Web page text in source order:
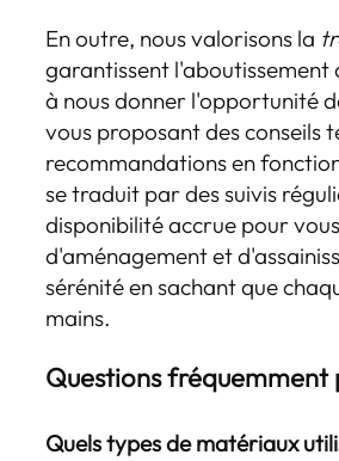
En outre, nous valorisons la
garantissent l'aboutissement
à nous donner l'opportunité
vous proposant des conseils
recommandations en
se traduit par des suivis
disponibilité accrue pour
d'aménagement et
sérénité en sachant que
mains.
Questions fréquemment
Quels types de matériaux